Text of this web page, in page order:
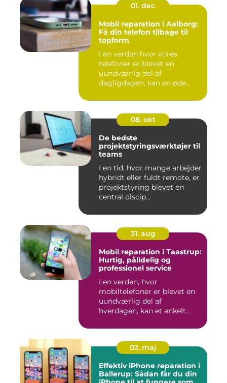
01. dec
Mobil reparation i Aalborg:
Få din telefon tilbage til
topform
I en verden hvor vores
telefoner er blevet en
uundværlig del af
dagligdagen, kan en øde...
08. okt
De bedste
projektstyringsværktøjer til
teams
I en tid, hvor mange arbejder
hybridt eller fuldt remote, er
projektstyring blevet en
central discip...
31. aug
Mobil reparation i Taastrup:
Hurtig, pålidelig og
professionel service
I en verden, hvor
mobiltelefoner er blevet en
uundværlig del af
hverdagen, kan et enkelt
02. maj
Effektiv iPhone reparation i
Ballerup: Sådan får du din